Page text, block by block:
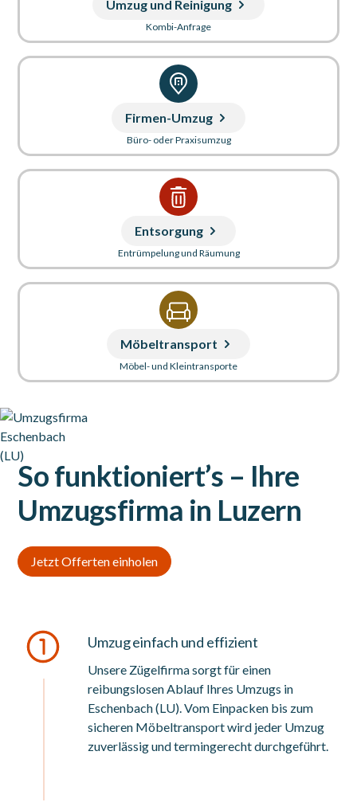
Umzug und Reinigung
Kombi-Anfrage
Firmen-Umzug
Büro- oder Praxisumzug
Entsorgung
Entrümpelung und Räumung
Möbeltransport
Möbel- und Kleintransporte
So funktioniert’s – Ihre
Umzugsfirma in Luzern
Jetzt Offerten einholen
Umzug einfach und effizient
Unsere Zügelfirma sorgt für einen
reibungslosen Ablauf Ihres Umzugs in
Eschenbach (LU). Vom Einpacken bis zum
sicheren Möbeltransport wird jeder Umzug
zuverlässig und termingerecht durchgeführt.